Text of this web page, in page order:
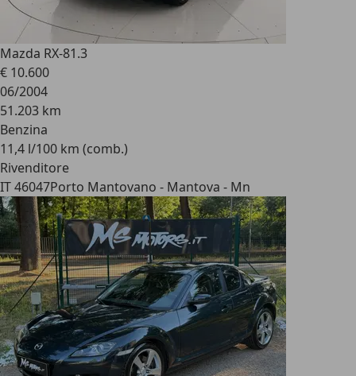
Mazda RX-81.3
€ 10.600
06/2004
51.203 km
Benzina
11,4 l/100 km (comb.)
Rivenditore
IT 46047Porto Mantovano - Mantova - Mn